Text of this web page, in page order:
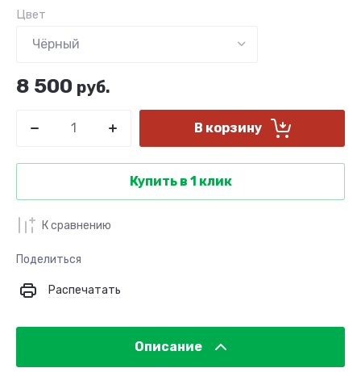
Цвет
8 500 руб.
В корзину
Купить в 1 клик
К сравнению
Поделиться
Распечатать
Описание